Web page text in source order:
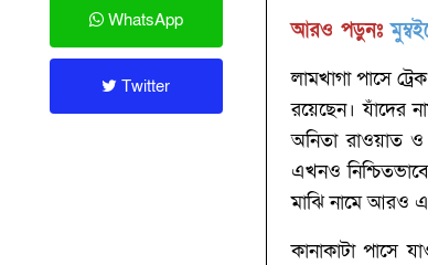
WhatsApp
Twitter
আরও পড়ুনঃ
লামখাগা পাসে
রয়েছেন। যাঁদের
অনিতা রাওয়াত ও
এখনও
মাঝি নামে আরও
কানাকাটা পাসে